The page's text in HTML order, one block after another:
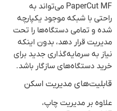
PaperCut MF می‌تواند به
راحتی با شبکه موجود یکپارچه
شده و تمامی دستگاه‌ها را تحت
مدیریت قرار دهد، بدون اینکه
نیاز به سرمایه‌گذاری جدید برای
خرید دستگاه‌های سازگار باشد.
قابلیت‌های مدیریت اسکن
علاوه بر مدیریت چاپ،